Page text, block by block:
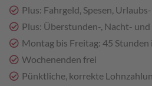
Plus: Fahrgeld, Spesen,
Plus: Überstunden-, Nacht- und
Montag bis Freitag: 45
Wochenenden frei
Pünktliche, korrekte